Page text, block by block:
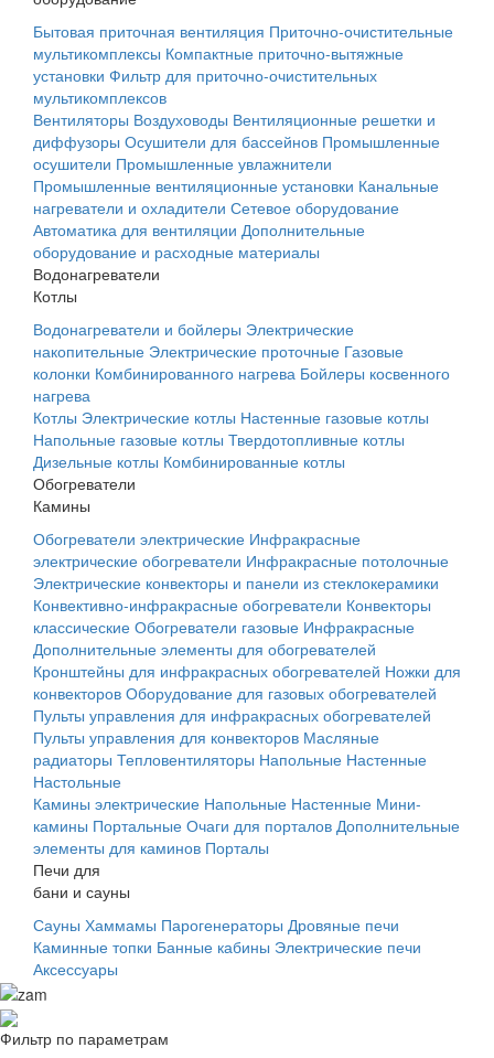
Бытовая приточная вентиляция Приточно-очистительные
мультикомплексы Компактные приточно-вытяжные
установки Фильтр для приточно-очистительных
мультикомплексов
Вентиляторы Воздуховоды Вентиляционные решетки и
диффузоры Осушители для бассейнов Промышленные
осушители Промышленные увлажнители
Промышленные вентиляционные установки Канальные
нагреватели и охладители Сетевое оборудование
Автоматика для вентиляции Дополнительные
оборудование и расходные материалы
Водонагреватели
Котлы
Водонагреватели и бойлеры Электрические
накопительные Электрические проточные Газовые
колонки Комбинированного нагрева Бойлеры косвенного
нагрева
Котлы Электрические котлы Настенные газовые котлы
Напольные газовые котлы Твердотопливные котлы
Дизельные котлы Комбинированные котлы
Обогреватели
Камины
Обогреватели электрические Инфракрасные
электрические обогреватели Инфракрасные потолочные
Электрические конвекторы и панели из стеклокерамики
Конвективно-инфракрасные обогреватели Конвекторы
классические Обогреватели газовые Инфракрасные
Дополнительные элементы для обогревателей
Кронштейны для инфракрасных обогревателей Ножки для
конвекторов Оборудование для газовых обогревателей
Пульты управления для инфракрасных обогревателей
Пульты управления для конвекторов Масляные
радиаторы Тепловентиляторы Напольные Настенные
Настольные
Камины электрические Напольные Настенные Мини-
камины Портальные Очаги для порталов Дополнительные
элементы для каминов Порталы
Печи для
бани и сауны
Сауны Хаммамы Парогенераторы Дровяные печи
Каминные топки Банные кабины Электрические печи
Аксессуары
Фильтр по параметрам